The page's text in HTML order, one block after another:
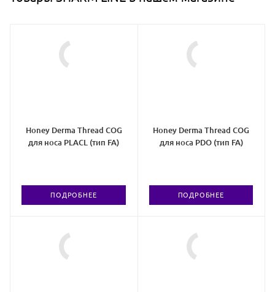
Honey Derma Thread COG
для носа PLACL (тип FA)
ПОДРОБНЕЕ
Honey Derma Thread COG
для носа PDO (тип FA)
ПОДРОБНЕЕ